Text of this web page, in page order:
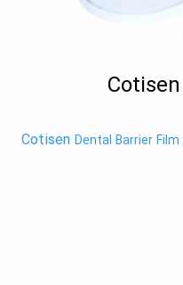
Dental Barrier Film